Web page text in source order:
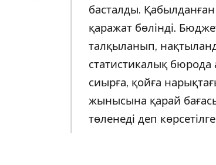
басталды.
қаражат бөлінді.
талқыланып,
статистикалық
сиырға, қойға
жынысына қарай бағасы
төленеді деп